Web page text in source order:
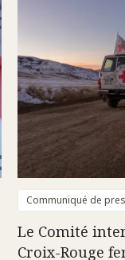
Communiqué de
Le Comité
Croix-Rouge